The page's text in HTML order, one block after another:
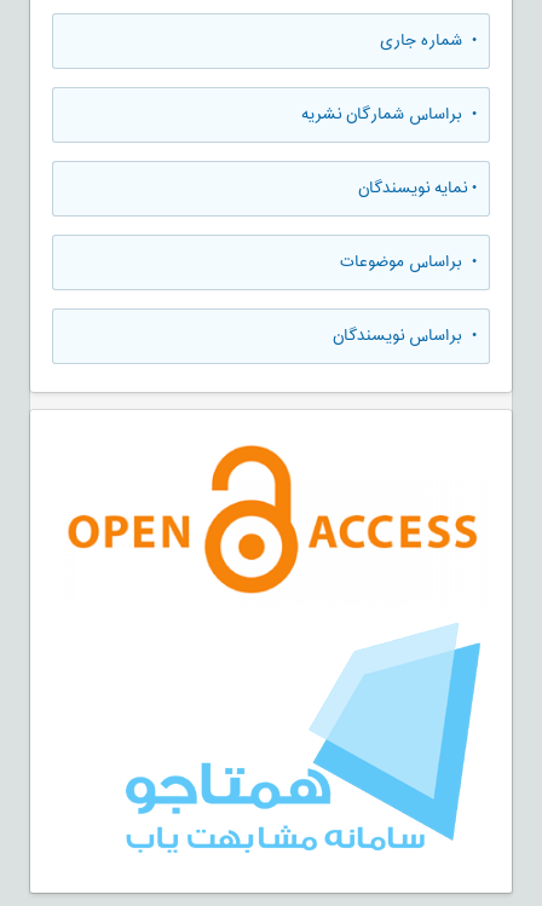
• شماره جاری
• براساس شمارگان نشریه
•نمایه نویسندگان
• براساس موضوعات
• براساس نویسندگان